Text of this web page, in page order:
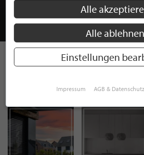
JETZT GRATIS
INSTAGRAM
Alle
Alle ablehnen
Einstellungen
Impressum AGB & Datenschutz